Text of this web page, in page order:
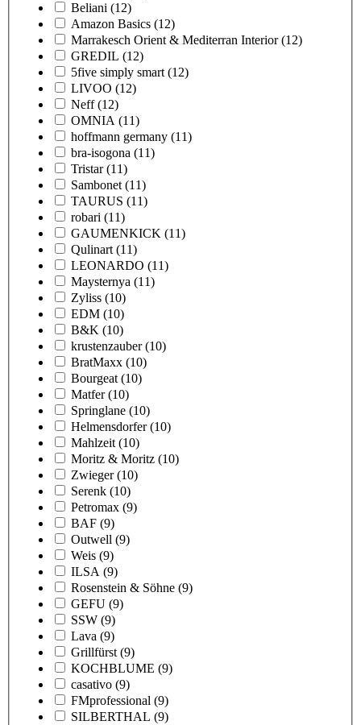
Beliani (12)
Amazon Basics (12)
Marrakesch Orient & Mediterran Interior (12)
GREDIL (12)
5five simply smart (12)
LIVOO (12)
Neff (12)
OMNIA (11)
hoffmann germany (11)
bra-isogona (11)
Tristar (11)
Sambonet (11)
TAURUS (11)
robari (11)
GAUMENKICK (11)
Qulinart (11)
LEONARDO (11)
Maysternya (11)
Zyliss (10)
EDM (10)
B&K (10)
krustenzauber (10)
BratMaxx (10)
Bourgeat (10)
Matfer (10)
Springlane (10)
Helmensdorfer (10)
Mahlzeit (10)
Moritz & Moritz (10)
Zwieger (10)
Serenk (10)
Petromax (9)
BAF (9)
Outwell (9)
Weis (9)
ILSA (9)
Rosenstein & Söhne (9)
GEFU (9)
SSW (9)
Lava (9)
Grillfürst (9)
KOCHBLUME (9)
casativo (9)
FMprofessional (9)
SILBERTHAL (9)